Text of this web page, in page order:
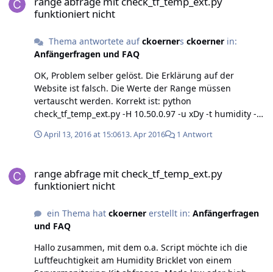
funktioniert nicht
Thema antwortete aufckoerners ckoernerin:
Anfängerfragen und FAQ
OK, Problem selber gelöst. Die Erklärung auf der
Website ist falsch. Die Werte der Range müssen
vertauscht werden. Korrekt ist: python
check_tf_temp_ext.py -H 10.50.0.97 -u xDy -t humidity -m
Carsten
April 13, 2016 at 15:0613. Apr 2016 1 Antwort
range abfrage mit check_tf_temp_ext.py
funktioniert nicht
ein Thema hat ckoernererstellt in: Anfängerfragen
und FAQ
Hallo zusammen, mit dem o.a. Script möchte ich die
Luftfeuchtigkeit am Humidity Bricklet von einem